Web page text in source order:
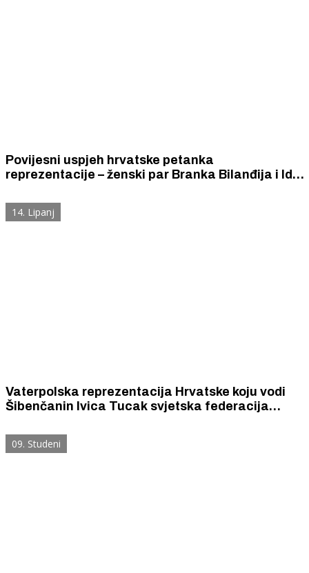
Povijesni uspjeh hrvatske petanka
reprezentacije – ženski par Branka Bilanđija i Ida
svijeta
14. Lipanj
Vaterpolska reprezentacija Hrvatske koju vodi
Šibenčanin Ivica Tucak svjetska federacija
svijetu.
09. Studeni